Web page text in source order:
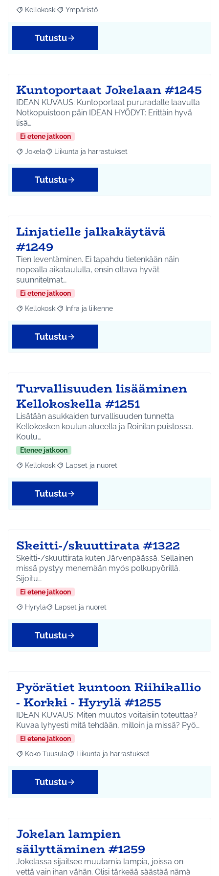
Rajaa tulokset aihepiirin mukaan: Kellokoski
Kellokoski Rajaa tulokset teeman mukaan: Ympäristö
Ympäristö
Tutustu
Kuntoportaat Jokelaan #1245
IDEAN KUVAUS: Kuntoportaat pururadalle laavulta
Notkopuistoon päin IDEAN HYÖDYT: Erittäin hyvä
lisä…
Ei etene jatkoon
Rajaa tulokset aihepiirin mukaan: Jokela
Jokela Rajaa tulokset teeman mukaan: Liikunta ja
Liikunta ja harrastukset
Tutustu
Linjatielle jalkakäytävä
#1249
Tien leventäminen. Ei tapahdu tietenkään näin
nopealla aikataululla, ensin oltava hyvät
suunnitelmat…
Ei etene jatkoon
Rajaa tulokset aihepiirin mukaan: Kellokoski
Kellokoski Rajaa tulokset teeman mukaan: Infra ja liikenne
Infra ja liikenne
Tutustu
Turvallisuuden lisääminen
Kellokoskella #1251
Lisätään asukkaiden turvallisuuden tunnetta
Kellokosken koulun alueella ja Roinilan puistossa.
Koulu…
Etenee jatkoon
Rajaa tulokset aihepiirin mukaan: Kellokoski
Kellokoski Rajaa tulokset teeman mukaan: Lapset ja nuoret
Lapset ja nuoret
Tutustu
Skeitti-/skuuttirata #1322
Skeitti-/skuuttirata kuten Järvenpäässä. Sellainen
missä pystyy menemään myös polkupyörillä.
Sijoitu…
Ei etene jatkoon
Rajaa tulokset aihepiirin mukaan: Hyrylä
Hyrylä Rajaa tulokset teeman mukaan: Lapset ja nuoret
Lapset ja nuoret
Tutustu
Pyörätiet kuntoon Riihikallio
- Korkki - Hyrylä #1255
IDEAN KUVAUS: Miten muutos voitaisiin toteuttaa?
Kuvaa lyhyesti mitä tehdään, milloin ja missä? Pyö…
Ei etene jatkoon
Rajaa tulokset aihepiirin mukaan: Koko Tuusula
Koko Tuusula Rajaa tulokset teeman mukaan: Liikunta ja
Liikunta ja harrastukset
Tutustu
Jokelan lampien
säilyttäminen #1259
Jokelassa sijaitsee muutamia lampia, joissa on
vettä vain ihan vähän. Olisi tärkeää säästää nämä